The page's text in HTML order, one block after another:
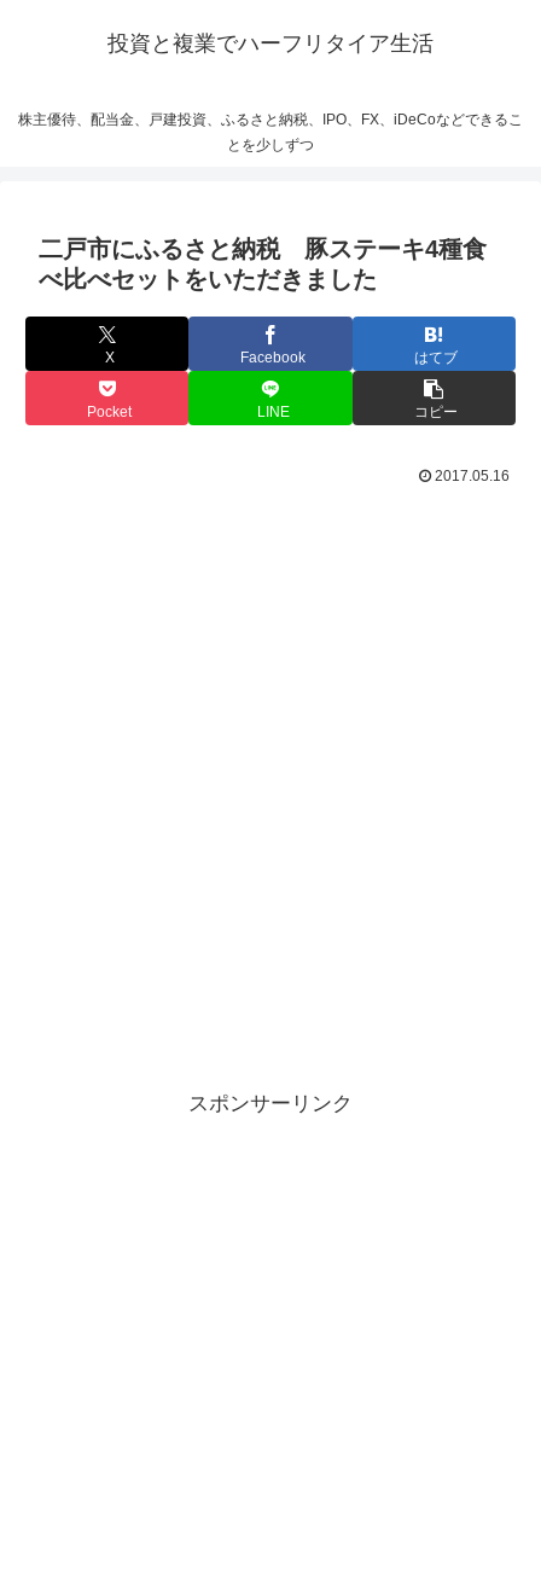
投資と複業でハーフリタイア生活
株主優待、配当金、戸建投資、ふるさと納税、IPO、FX、iDeCoなどできるこ
とを少しずつ
二戸市にふるさと納税 豚ステーキ4種食
べ比べセットをいただきました
X Facebook はてブ
Pocket LINE コピー
2017.05.16
スポンサーリンク